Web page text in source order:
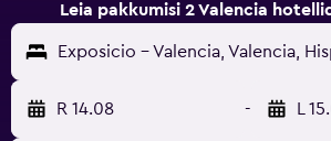
Leia pakkumisi 2 Valencia
Exposicio - Valencia, Valencia,
R 14.08 - L